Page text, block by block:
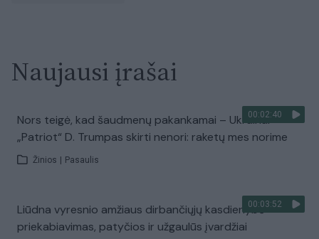
Naujausi įrašai
00:02:40
Nors teigė, kad šaudmenų pakankamai – Ukrainai
„Patriot“ D. Trumpas skirti nenori: raketų mes norime
Žinios Pasaulis
00:03:52
Liūdna vyresnio amžiaus dirbančiųjų kasdienybė –
priekabiavimas, patyčios ir užgaulūs įvardžiai